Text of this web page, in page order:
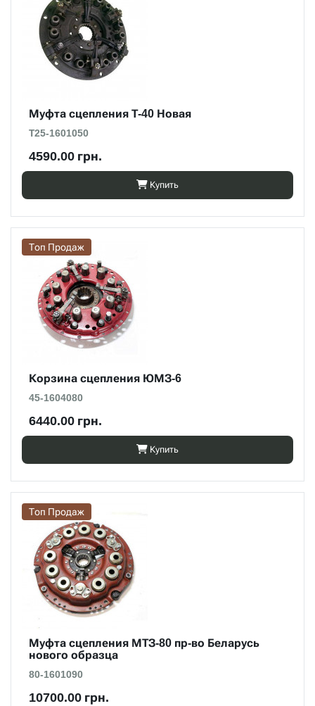
Муфта сцепления Т-40 Новая
Т25-1601050
4590.00 грн.
Купить
Топ Продаж
Корзина сцепления ЮМЗ-6
45-1604080
6440.00 грн.
Купить
Топ Продаж
Муфта сцепления МТЗ-80 пр-во Беларусь
нового образца
80-1601090
10700.00 грн.